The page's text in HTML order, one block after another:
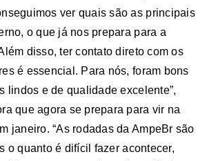
ver quais são as principais
o que já nos prepara para a
disso, ter contato direto com os
é essencial. Para nós, foram bons
lindos e de qualidade excelente”,
que agora se prepara para vir na
janeiro. “As rodadas da AmpeBr são
o quanto é difícil fazer acontecer,